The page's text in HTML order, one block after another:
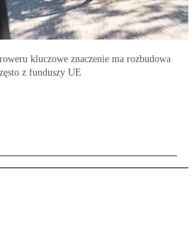
kluczowe znaczenie ma rozbudowa
z funduszy UE